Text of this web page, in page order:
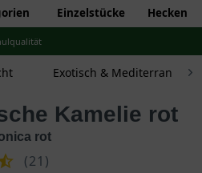
Einzelstücke Hecken
Exotisch & Mediterran
Kamelie rot
rot
(21 )